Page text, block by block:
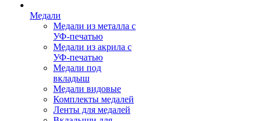
Медали
Медали из металла с
УФ-печатью
Медали из акрила с
УФ-печатью
Медали под
вкладыш
Медали видовые
Комплекты медалей
Ленты для медалей